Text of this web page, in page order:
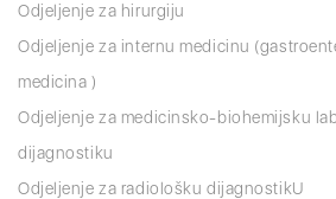
Odjeljenje za hirurgiju
Odjeljenje za internu medicinu
medicina )
Odjeljenje za medicinsko-biohemijsku
dijagnostiku
Odjeljenje za radiološku dijagnostikU